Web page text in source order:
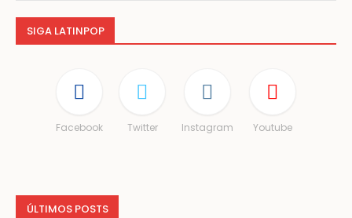
SIGA LATINPOP
Facebook Twitter Instagram Youtube
ÚLTIMOS POSTS